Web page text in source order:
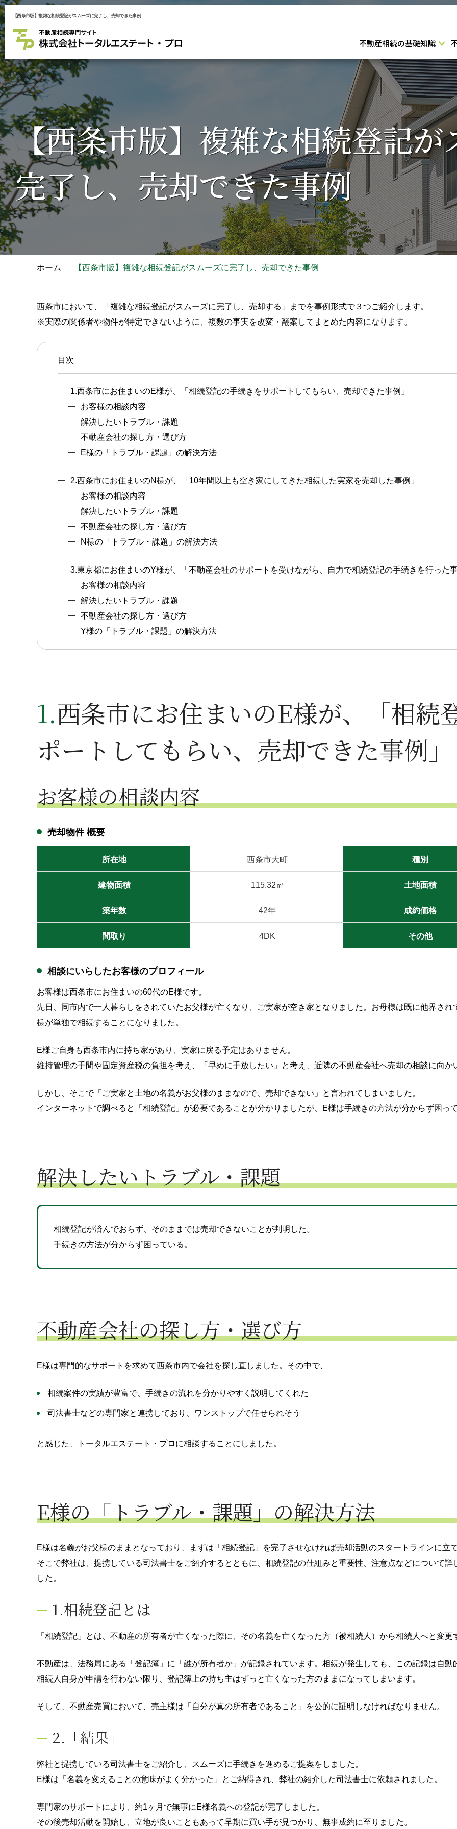
【西条市版】複雑な相続登記がスムーズに完了し、売却できた事例
不動産相続の基礎知識
【西条市版】複雑な相続登記が
完了し、売却できた事例
ホーム 【西条市版】複雑な相続登記がスムーズに完了し、売却できた事例
西条市において、「複雑な相続登記がスムーズに完了し、売却する」までを事例形式で３つご紹介します。
※実際の関係者や物件が特定できないように、複数の事実を改変・翻案してまとめた内容になります。
目次
1.西条市にお住まいのE様が、「相続登記の手続きをサポートしてもらい、売却できた事例」
お客様の相談内容
解決したいトラブル・課題
不動産会社の探し方・選び方
E様の「トラブル・課題」の解決方法
2.西条市にお住まいのN様が、「10年間以上も空き家にしてきた相続した実家を売却した事例」
お客様の相談内容
解決したいトラブル・課題
不動産会社の探し方・選び方
N様の「トラブル・課題」の解決方法
3.東京都にお住まいのY様が、「不動産会社のサポートを受けながら、自力で相続登記の手続きを行った
お客様の相談内容
解決したいトラブル・課題
不動産会社の探し方・選び方
Y様の「トラブル・課題」の解決方法
1.西条市にお住まいのE様が、「相続登記の手続きをサ
ポートしてもらい、売却できた事例」
お客様の相談内容
売却物件 概要
所在地 西条市大町 種別
建物面積 115.32㎡ 土地面積
築年数 42年 成約価格
間取り 4DK その他
相談にいらしたお客様のプロフィール
お客様は西条市にお住まいの60代のE様です。
先日、同市内で一人暮らしをされていたお父様が亡くなり、ご実家が空き家となりました。お母様は既に他界さ
様が単独で相続することになりました。
E様ご自身も西条市内に持ち家があり、実家に戻る予定はありません。
維持管理の手間や固定資産税の負担を考え、「早めに手放したい」と考え、近隣の不動産会社へ売却の相談に向か
しかし、そこで「ご実家と土地の名義がお父様のままなので、売却できない」と言われてしまいました。
インターネットで調べると「相続登記」が必要であることが分かりましたが、E様は手続きの方法が分からず困っ
解決したいトラブル・課題
相続登記が済んでおらず、そのままでは売却できないことが判明した。
手続きの方法が分からず困っている。
不動産会社の探し方・選び方
E様は専門的なサポートを求めて西条市内で会社を探し直しました。その中で、
相続案件の実績が豊富で、手続きの流れを分かりやすく説明してくれた
司法書士などの専門家と連携しており、ワンストップで任せられそう
と感じた、トータルエステート・プロに相談することにしました。
E様の「トラブル・課題」の解決方法
E様は名義がお父様のままとなっており、まずは「相続登記」を完了させなければ売却活動のスタートラインに立
そこで弊社は、提携している司法書士をご紹介するとともに、相続登記の仕組みと重要性、注意点などについて
した。
1.相続登記とは
「相続登記」とは、不動産の所有者が亡くなった際に、その名義を亡くなった方（被相続人）から相続人へと変
不動産は、法務局にある「登記簿」に「誰が所有者か」が記録されています。相続が発生しても、この記録は自動
相続人自身が申請を行わない限り、登記簿上の持ち主はずっと亡くなった方のままになってしまいます。
そして、不動産売買において、売主様は「自分が真の所有者であること」を公的に証明しなければなりません。
2.「結果」
弊社と提携している司法書士をご紹介し、スムーズに手続きを進めるご提案をしました。
E様は「名義を変えることの意味がよく分かった」とご納得され、弊社の紹介した司法書士に依頼されました。
専門家のサポートにより、約1ヶ月で無事にE様名義への登記が完了しました。
その後売却活動を開始し、立地が良いこともあって早期に買い手が見つかり、無事成約に至りました。